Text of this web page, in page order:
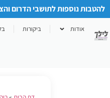
להטבות נוספות לתושבי הדרום
אודות ביקורות